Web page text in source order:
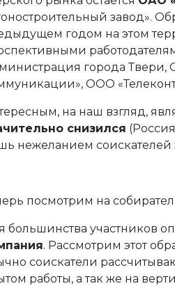
завод».
годом на этом
города
ООО
на наш взгляд,
снизился
нежеланием соискателей
посмотрим на
большинства участников
. Рассмотрим этот
соискатели
работы, а так же на